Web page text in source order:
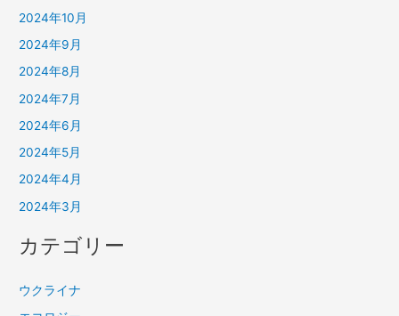
2024年10月
2024年9月
2024年8月
2024年7月
2024年6月
2024年5月
2024年4月
2024年3月
カテゴリー
ウクライナ